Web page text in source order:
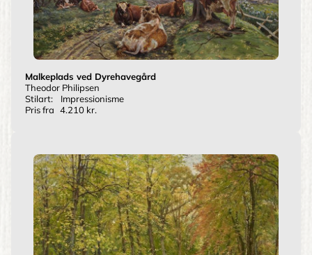
Malkeplads ved Dyrehavegård
Theodor Philipsen
Stilart:
Impressionisme
Pris fra 4.210 kr.